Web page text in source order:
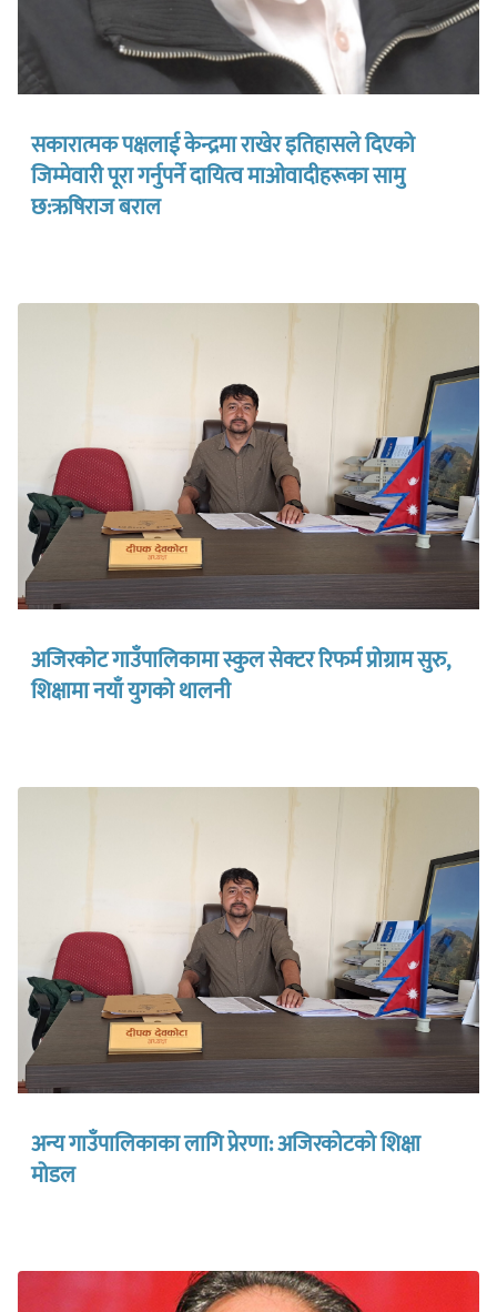
सकारात्मक पक्षलाई केन्द्रमा राखेर इतिहासले दिएको
जिम्मेवारी पूरा गर्नुपर्ने दायित्व माओवादीहरूका सामु
छ:ऋषिराज बराल
अजिरकोट गाउँपालिकामा स्कुल सेक्टर रिफर्म प्रोग्राम सुरु,
शिक्षामा नयाँ युगको थालनी
अन्य गाउँपालिकाका लागि प्रेरणा: अजिरकोटको शिक्षा
मोडल